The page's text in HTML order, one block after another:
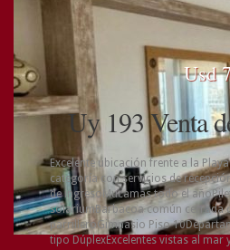
Usd
Uy 193 Venta
Excelente ubicación frente a la
categoría con servicios de
de ingresoMucamas todo el
solariumBarbacoa común cerrada
parrilleroGimnasio Piso
tipo DúplexExcelentes vistas al mar